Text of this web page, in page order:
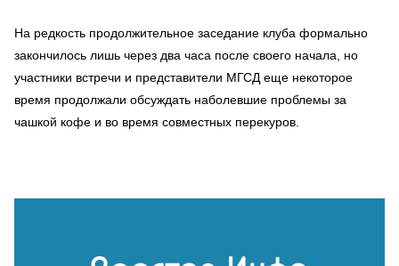
На редкость продолжительное заседание клуба формально
закончилось лишь через два часа после своего начала, но
участники встречи и представители МГСД еще некоторое
время продолжали обсуждать наболевшие проблемы за
чашкой кофе и во время совместных перекуров.